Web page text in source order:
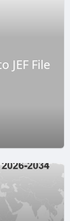
JEF File